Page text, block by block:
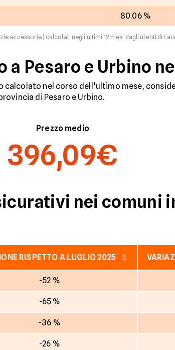
80.06 %
accessorie) calcolati negli ultimi 12 mesi dagli utenti di
a Pesaro e Urbino
calcolato nel corso dell’ultimo mese,
di Pesaro e Urbino.
Prezzo medio
396,09€
nei comuni
RISPETTO A LUGLIO 2025
-52 %
-65 %
-36 %
-26 %